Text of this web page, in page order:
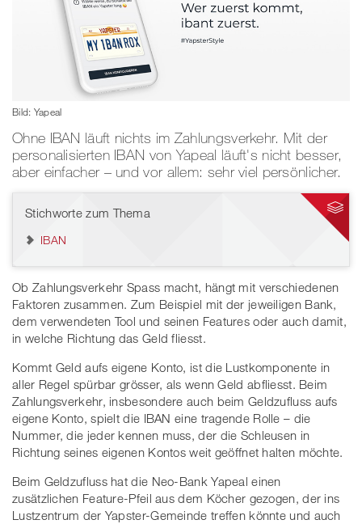
Bild: Yapeal
Ohne IBAN läuft nichts im Zahlungsverkehr. Mit der
personalisierten IBAN von Yapeal läuft's nicht besser,
aber einfacher – und vor allem: sehr viel persönlicher.
Stichworte zum Thema
IBAN
Ob Zahlungsverkehr Spass macht, hängt mit verschiedenen
Faktoren zusammen. Zum Beispiel mit der jeweiligen Bank,
dem verwendeten Tool und seinen Features oder auch damit,
in welche Richtung das Geld fliesst.
Kommt Geld aufs eigene Konto, ist die Lustkomponente in
aller Regel spürbar grösser, als wenn Geld abfliesst. Beim
Zahlungsverkehr, insbesondere auch beim Geldzufluss aufs
eigene Konto, spielt die IBAN eine tragende Rolle – die
Nummer, die jeder kennen muss, der die Schleusen in
Richtung seines eigenen Kontos weit geöffnet halten möchte.
Beim Geldzufluss hat die Neo-Bank Yapeal einen
zusätzlichen Feature-Pfeil aus dem Köcher gezogen, der ins
Lustzentrum der Yapster-Gemeinde treffen könnte und auch